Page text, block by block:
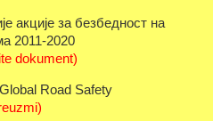
акције за безбедност на
2011-2020
dokument)
Road Safety